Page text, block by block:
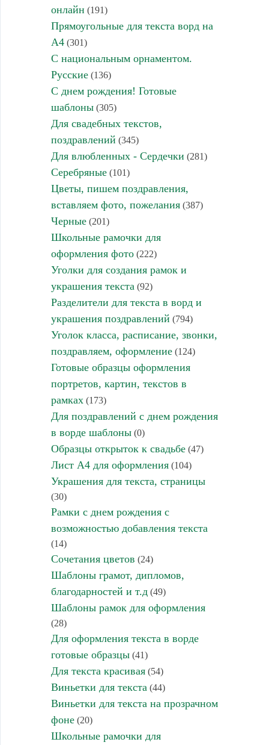
онлайн (191)
Прямоугольные для текста ворд на
А4(301)
С национальным орнаментом.
Русские(136)
С днем рождения! Готовые
шаблоны(305)
Для свадебных текстов,
поздравлений (345)
Для влюбленных - Сердечки (281)
Серебряные(101)
Цветы, пишем поздравления,
вставляем фото, пожелания(387)
Черные(201)
Школьные рамочки для
оформления фото(222)
Уголки для создания рамок и
украшения текста (92)
Разделители для текста в ворд и
украшения поздравлений (794)
Уголок класса, расписание, звонки,
поздравляем, оформление(124)
Готовые образцы оформления
портретов, картин, текстов в
рамках(173)
Для поздравлений с днем рождения
в ворде шаблоны(0)
Образцы открыток к свадьбе(47)
Лист А4 для оформления(104)
Украшения для текста, страницы
(30)
Рамки с днем рождения с
возможностью добавления текста
(14)
Сочетания цветов (24)
Шаблоны грамот, дипломов,
благодарностей и т.д(49)
Шаблоны рамок для оформления
(28)
Для оформления текста в ворде
готовые образцы(41)
Для текста красивая(54)
Виньетки для текста (44)
Виньетки для текста на прозрачном
фоне(20)
Школьные рамочки для